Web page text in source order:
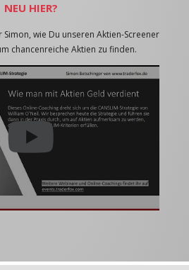
NEU HIER?
wie Du unseren Aktien-Screener
chancenreiche Aktien zu finden.